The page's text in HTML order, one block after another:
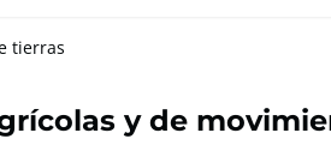
tierras
y de